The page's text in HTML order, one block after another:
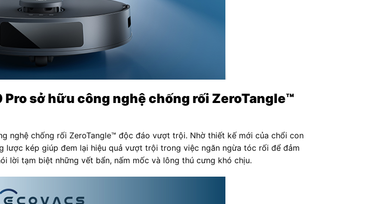
sở hữu công nghệ chống rối ZeroTangle™
nghệ chống rối ZeroTangle™ độc đáo vượt trội. Nhờ thiết kế mới của chổi con
lược kép giúp đem lại hiệu quả vượt trội trong việc ngăn ngừa tóc rối để đảm
lời tạm biệt những vết bẩn, nấm mốc và lông thú cưng khó chịu.